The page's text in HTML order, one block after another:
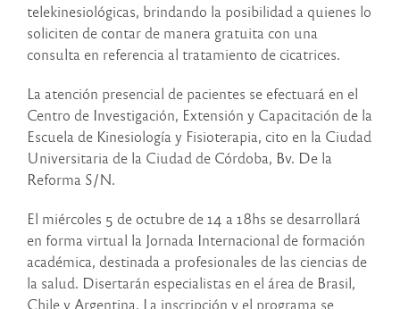
telekinesiológicas, brindando la posibilidad a quienes lo
soliciten de contar de manera gratuita con una
consulta en referencia al tratamiento de cicatrices.
La atención presencial de pacientes se efectuará en el
Centro de Investigación, Extensión y Capacitación de la
Escuela de Kinesiología y Fisioterapia, cito en la Ciudad
Universitaria de la Ciudad de Córdoba, Bv. De la
Reforma S/N.
El miércoles 5 de octubre de 14 a 18hs se desarrollará
en forma virtual la Jornada Internacional de formación
académica, destinada a profesionales de las ciencias de
la salud. Disertarán especialistas en el área de Brasil,
Chile y Argentina. La inscripción y el programa se